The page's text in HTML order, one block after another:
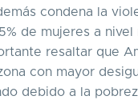
condena la
de mujeres a nivel
resaltar que
con mayor
debido a la